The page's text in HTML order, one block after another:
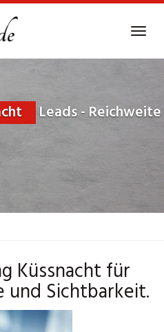
Leads - Reichweite
Küssnacht für
und Sichtbarkeit.